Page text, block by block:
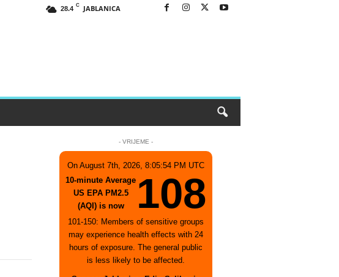
28.4 C JABLANICA
- VRIJEME -
On August 7th, 2026, 8:05:54 PM UTC
10-minute Average
US EPA PM2.5
(AQI) is now
108
101-150: Members of sensitive groups
may experience health effects with 24
hours of exposure. The general public
is less likely to be affected.